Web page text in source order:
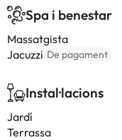
Spa i benestar
Massatgista
Jacuzzi De pagament
Instal·lacions
Jardí
Terrassa